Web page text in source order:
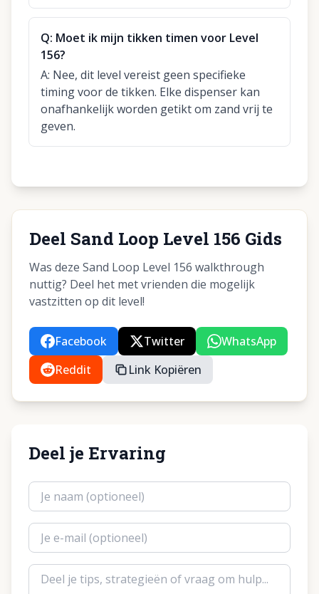
Q: Moet ik mijn tikken timen voor Level
156?
A: Nee, dit level vereist geen specifieke
timing voor de tikken. Elke dispenser kan
onafhankelijk worden getikt om zand vrij te
geven.
Deel Sand Loop Level 156 Gids
Was deze Sand Loop Level 156 walkthrough
nuttig? Deel het met vrienden die mogelijk
vastzitten op dit level!
Facebook Twitter
WhatsApp
Reddit
Link Kopiëren
Deel je Ervaring